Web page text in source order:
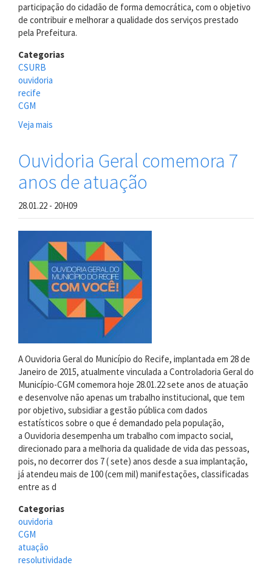
participação do cidadão de forma democrática, com o objetivo
de contribuir e melhorar a qualidade dos serviços prestado
pela Prefeitura.
Categorias
CSURB
ouvidoria
recife
CGM
Veja mais
realiza
fixação
cartazes
da
mercados
públicos
do
Recife
Ouvidoria Geral comemora 7
anos de atuação
28.01.22 - 20H09
A Ouvidoria Geral do Município do Recife, implantada em 28 de
Janeiro de 2015, atualmente vinculada a Controladoria Geral do
Município-CGM comemora hoje 28.01.22 sete anos de atuação
e desenvolve não apenas um trabalho institucional, que tem
por objetivo, subsidiar a gestão pública com dados
estatísticos sobre o que é demandado pela população,
a Ouvidoria desempenha um trabalho com impacto social,
direcionado para a melhoria da qualidade de vida das pessoas,
pois, no decorrer dos 7 ( sete) anos desde a sua implantação,
já atendeu mais de 100 (cem mil) manifestações, classificadas
entre as d
Categorias
ouvidoria
CGM
atuação
resolutividade